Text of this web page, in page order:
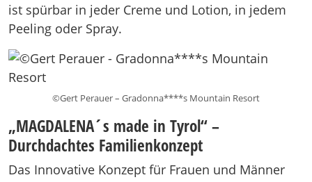
ist spürbar in jeder Creme und Lotion, in jedem
Peeling oder Spray.
©Gert Perauer – Gradonna****s Mountain Resort
„MAGDALENA´s made in Tyrol“ –
Durchdachtes Familienkonzept
Das Innovative Konzept für Frauen und Männer